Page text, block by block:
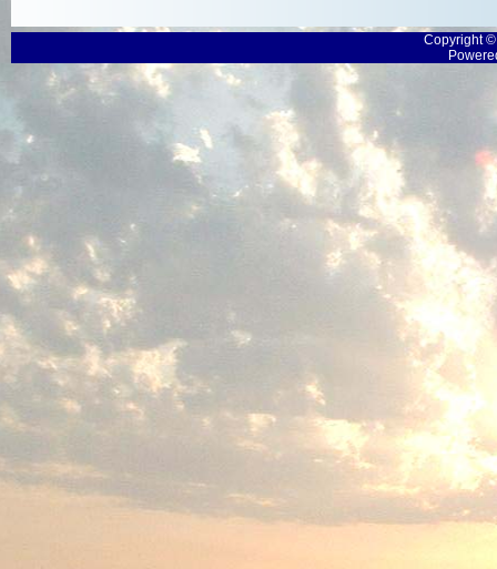
Copyright